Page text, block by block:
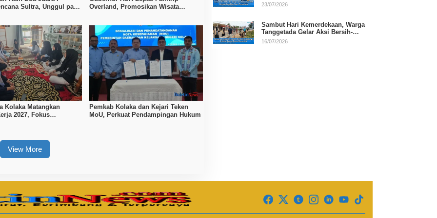
Sultra, Unggul pada
Overland, Promosikan Wisata
Kolaka Matangkan
2027, Fokus
Pemkab Kolaka dan Kejari Teken
MoU, Perkuat Pendampingan Hukum
View More
RI
23/07/2026
Sambut Hari Kemerdekaan, Warga
Tanggetada Gelar Aksi Bersih-
Bersih Desa
16/07/2026